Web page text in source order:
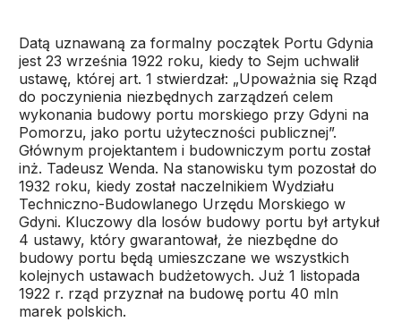
Datą uznawaną za formalny początek Portu Gdynia
jest 23 września 1922 roku, kiedy to Sejm uchwalił
ustawę, której art. 1 stwierdzał: „Upoważnia się Rząd
do poczynienia niezbędnych zarządzeń celem
wykonania budowy portu morskiego przy Gdyni na
Pomorzu, jako portu użyteczności publicznej”.
Głównym projektantem i budowniczym portu został
inż. Tadeusz Wenda. Na stanowisku tym pozostał do
1932 roku, kiedy został naczelnikiem Wydziału
Techniczno-Budowlanego Urzędu Morskiego w
Gdyni. Kluczowy dla losów budowy portu był artykuł
4 ustawy, który gwarantował, że niezbędne do
budowy portu będą umieszczane we wszystkich
kolejnych ustawach budżetowych. Już 1 listopada
1922 r. rząd przyznał na budowę portu 40 mln
marek polskich.